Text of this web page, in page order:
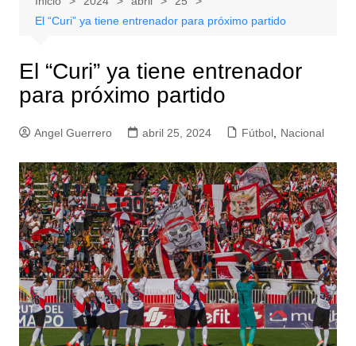
El “Curi” ya tiene entrenador para próximo partido
El “Curi” ya tiene entrenador
para próximo partido
Angel Guerrero abril 25, 2024 Fútbol, Nacional